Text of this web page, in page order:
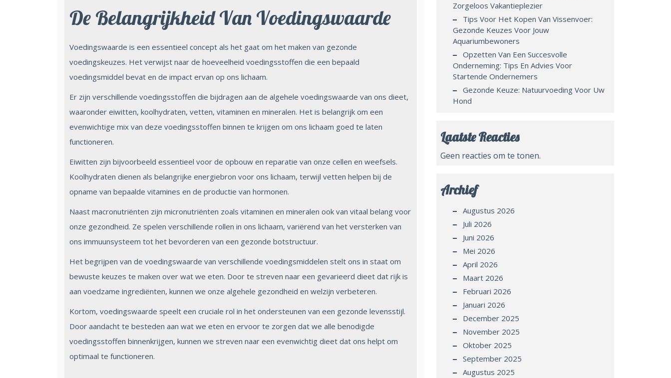
De Belangrijkheid Van Voedingswaarde
Voedingswaarde is een essentieel concept als het gaat om het maken van gezonde
voedingskeuzes. Het verwijst naar de hoeveelheid voedingsstoffen die een bepaald
voedingsmiddel bevat en de impact ervan op ons lichaam.
Er zijn verschillende voedingsstoffen die bijdragen aan de algehele voedingswaarde van ons dieet,
waaronder eiwitten, koolhydraten, vetten, vitaminen en mineralen. Het is belangrijk om een
evenwichtige mix van deze voedingsstoffen binnen te krijgen om ons lichaam goed te laten
functioneren.
Eiwitten zijn bijvoorbeeld essentieel voor de opbouw en reparatie van onze cellen en weefsels.
Koolhydraten dienen als belangrijke energiebron voor ons lichaam, terwijl vetten helpen bij de
opname van bepaalde vitamines en de productie van hormonen.
Naast macronutriënten zijn micronutriënten zoals vitaminen en mineralen ook van vitaal belang voor
onze gezondheid. Ze spelen verschillende rollen in ons lichaam, variërend van het versterken van
ons immuunsysteem tot het bevorderen van een gezonde botstructuur.
Het begrijpen van de voedingswaarde van verschillende voedingsmiddelen stelt ons in staat om
bewuste keuzes te maken over wat we eten. Door te streven naar een gevarieerd dieet dat rijk is
aan voedzame ingrediënten, kunnen we onze algehele gezondheid en welzijn verbeteren.
Kortom, voedingswaarde speelt een cruciale rol in het ondersteunen van een gezonde levensstijl.
Door aandacht te besteden aan wat we eten en ervoor te zorgen dat we alle benodigde
voedingsstoffen binnenkrijgen, kunnen we streven naar een evenwichtig dieet dat ons helpt om
optimaal te functioneren.
Zorgeloos Vakantieplezier
Tips Voor Het Kopen Van Vissenvoer:
Gezonde Keuzes Voor Jouw
Aquariumbewoners
Opzetten Van Een Succesvolle
Onderneming: Tips En Advies Voor
Startende Ondernemers
Gezonde Keuze: Natuurvoeding Voor Uw
Hond
Laatste Reacties
Geen reacties om te tonen.
Archief
Augustus 2026
Juli 2026
Juni 2026
Mei 2026
April 2026
Maart 2026
Februari 2026
Januari 2026
December 2025
November 2025
Oktober 2025
September 2025
Augustus 2025